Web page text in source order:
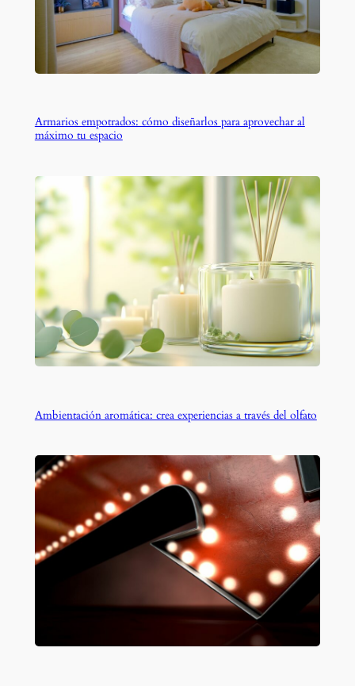
Armarios empotrados: cómo diseñarlos para aprovechar al
máximo tu espacio
Ambientación aromática: crea experiencias a través del olfato